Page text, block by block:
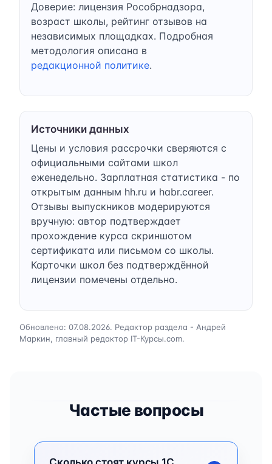
Доверие: лицензия Рособрнадзора,
возраст школы, рейтинг отзывов на
независимых площадках. Подробная
методология описана в
редакционной политике.
Источники данных
Цены и условия рассрочки сверяются с
официальными сайтами школ
еженедельно. Зарплатная статистика - по
открытым данным hh.ru и habr.career.
Отзывы выпускников модерируются
вручную: автор подтверждает
прохождение курса скриншотом
сертификата или письмом со школы.
Карточки школ без подтверждённой
лицензии помечены отдельно.
Обновлено: 07.08.2026. Редактор раздела - Андрей
Маркин, главный редактор IT-Курсы.com.
Частые вопросы